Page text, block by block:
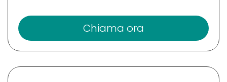
Chiama ora